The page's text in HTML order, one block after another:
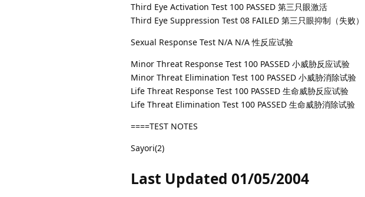
Third Eye Activation Test 100 PASSED 第三只眼激活
Third Eye Suppression Test 08 FAILED 第三只眼抑制（失败）
Sexual Response Test N/A N/A 性反应试验
Minor Threat Response Test 100 PASSED 小威胁反应试验
Minor Threat Elimination Test 100 PASSED 小威胁消除试验
Life Threat Response Test 100 PASSED 生命威胁反应试验
Life Threat Elimination Test 100 PASSED 生命威胁消除试验
====TEST NOTES
Sayori(2)
Last Updated 01/05/2004